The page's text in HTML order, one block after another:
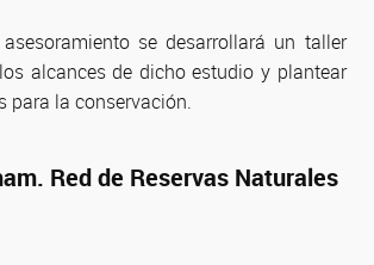
se desarrollará un taller
alcances de dicho estudio y plantear
para la conservación.
Red de Reservas Naturales